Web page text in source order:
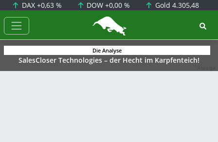
DAX +0,63 % DOW+0,00 % Gold 4.305,48
BörsenNEWS.de
Die Analyse
SalesCloser Technologies – der Hecht im Karpfenteich!